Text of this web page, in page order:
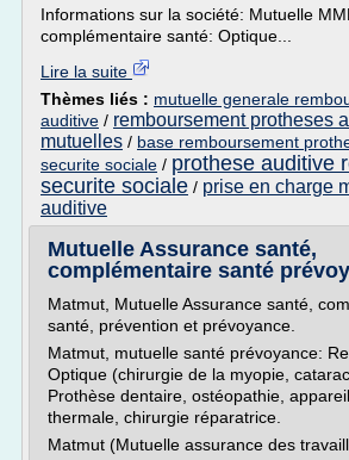
Informations sur la société: Mutuelle
complémentaire santé: Optique...
Lire la suite
Thèmes liés : mutuelle generale
auditive / remboursement protheses
mutuelles / base remboursement
securite sociale / prothese auditive
securite sociale / prise en charge
auditive
Mutuelle Assurance santé,
complémentaire santé
Matmut, Mutuelle Assurance santé,
santé, prévention et prévoyance.
Matmut, mutuelle santé prévoyance:
Optique (chirurgie de la myopie,
Prothèse dentaire, ostéopathie,
thermale, chirurgie réparatrice.
Matmut (Mutuelle assurance des